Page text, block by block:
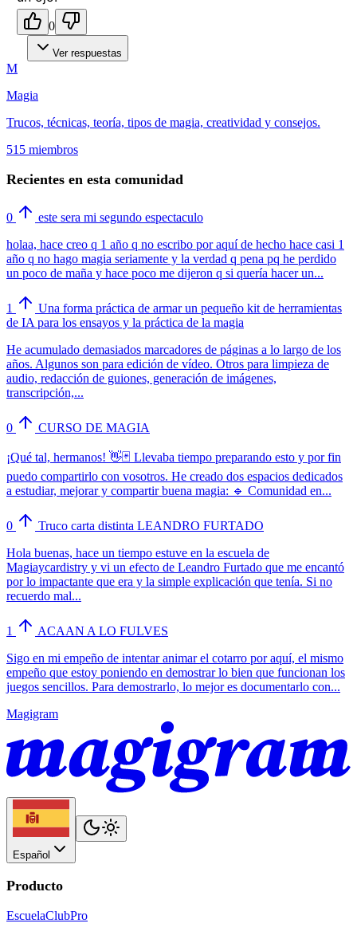
0
Ver respuestas
M
Magia
Trucos, técnicas, teoría, tipos de magia, creatividad y consejos.
515 miembros
Recientes en esta comunidad
0
este sera mi segundo espectaculo
holaa, hace creo q 1 año q no escribo por aquí de hecho hace casi 1
año q no hago magia seriamente y la verdad q pena pq he perdido
un poco de maña y hace poco me dijeron q si quería hacer un...
1
Una forma práctica de armar un pequeño kit de herramientas
de IA para los ensayos y la práctica de la magia
He acumulado demasiados marcadores de páginas a lo largo de los
años. Algunos son para edición de vídeo. Otros para limpieza de
audio, redacción de guiones, generación de imágenes,
transcripción,...
0 CURSO DE MAGIA
¡Qué tal, hermanos! 👋🃏 Llevaba tiempo preparando esto y por fin
puedo compartirlo con vosotros. He creado dos espacios dedicados
a estudiar, mejorar y compartir buena magia: 🔹 Comunidad en...
0
Truco carta distinta LEANDRO FURTADO
Hola buenas, hace un tiempo estuve en la escuela de
Magiaycardistry y vi un efecto de Leandro Furtado que me encantó
por lo impactante que era y la simple explicación que tenía. Si no
recuerdo mal...
1
ACAAN A LO FULVES
Sigo en mi empeño de intentar animar el cotarro por aquí, el mismo
empeño que estoy poniendo en demostrar lo bien que funcionan los
juegos sencillos. Para demostrarlo, lo mejor es documentarlo con...
Magigram
Español
Producto
EscuelaClubPro